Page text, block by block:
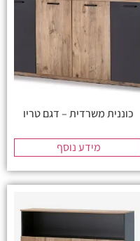
כוננית משרדית – דגם טריו
מידע נוסף